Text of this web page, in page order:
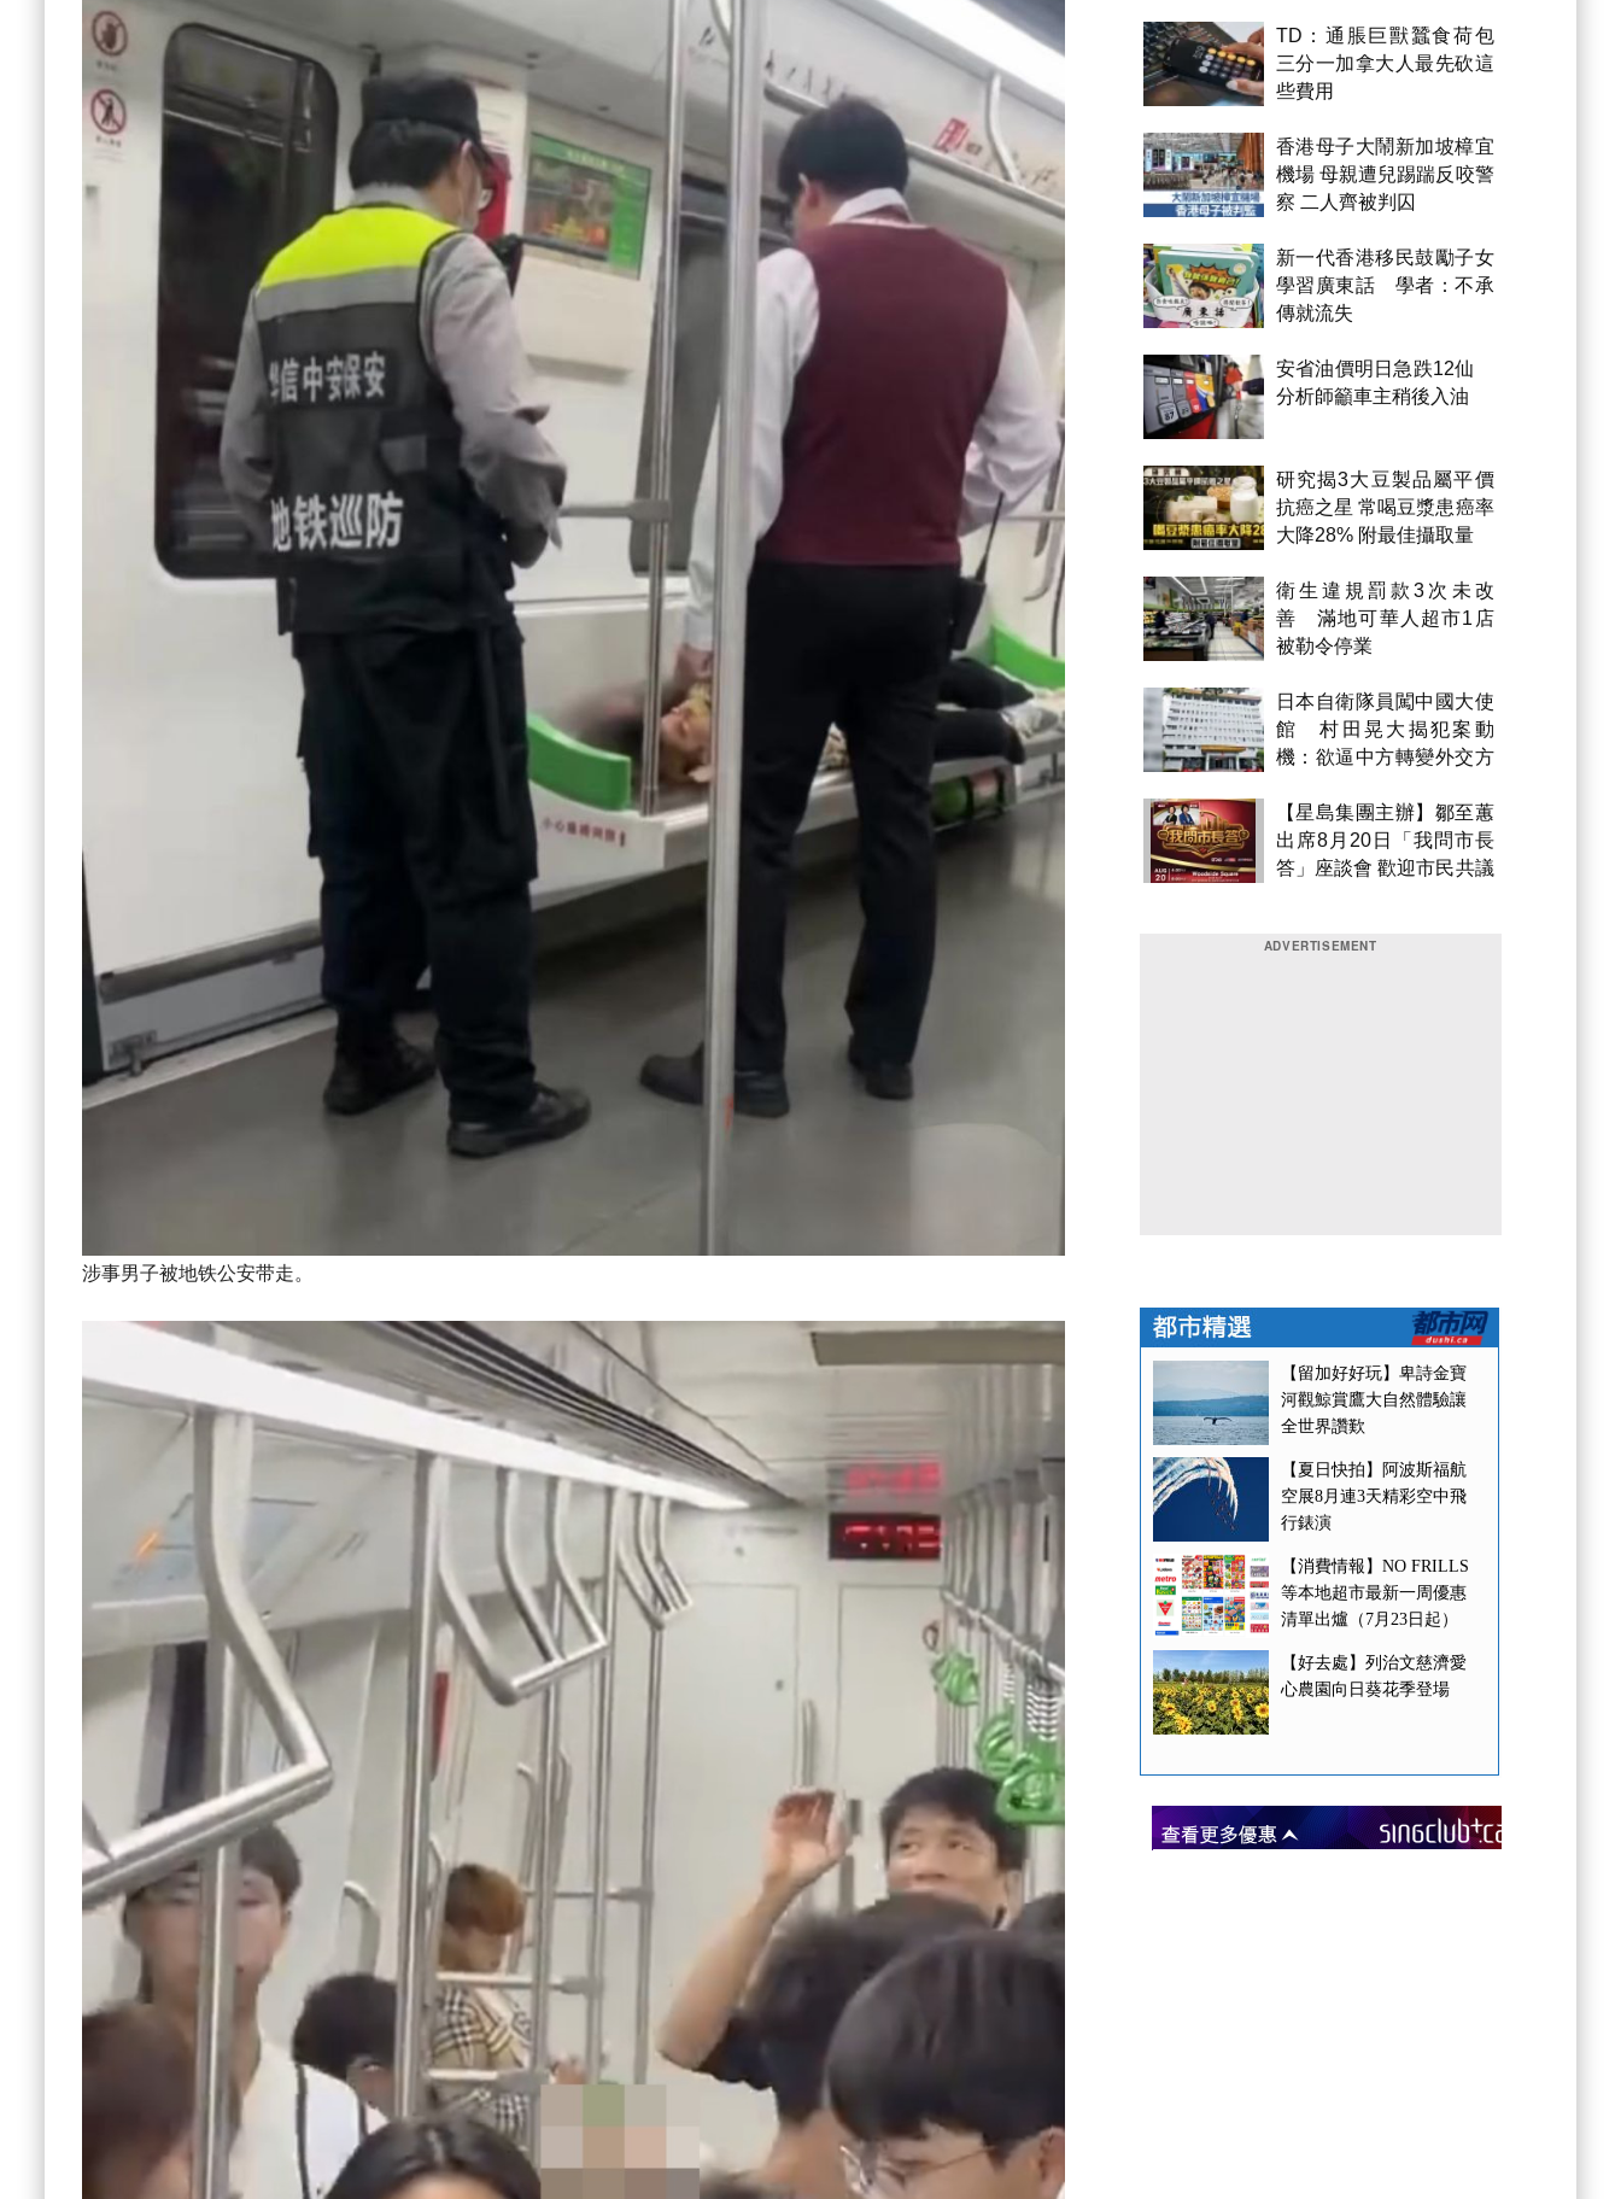
涉事男子被地铁公安带走。
TD：通脹巨獸蠶食荷包
三分一加拿大人最先砍這
些費用
香港母子大鬧新加坡樟宜
機場 母親遭兒踢踹反咬警
察 二人齊被判囚
新一代香港移民鼓勵子女
學習廣東話 學者：不承
傳就流失
安省油價明日急跌12仙
分析師籲車主稍後入油
研究揭3大豆製品屬平價
抗癌之星 常喝豆漿患癌率
大降28% 附最佳攝取量
衛生違規罰款3次未改
善 滿地可華人超市1店
被勒令停業
日本自衛隊員闖中國大使
館 村田晃大揭犯案動
機：欲逼中方轉變外交方
【星島集團主辦】鄒至蕙
出席8月20日「我問市長
答」座談會 歡迎市民共議